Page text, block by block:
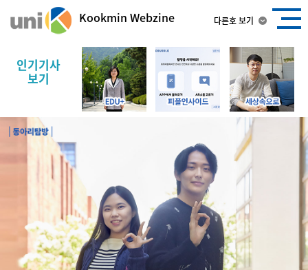
Kookmin Webzine 다른호 보기
인기기사
보기